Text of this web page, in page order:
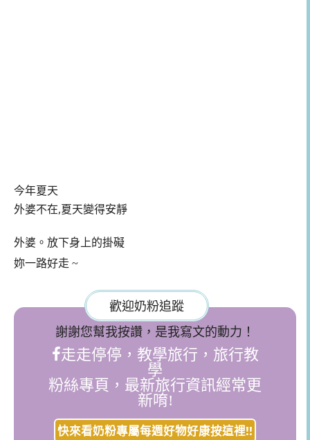
今年夏天
外婆不在,夏天變得安靜
外婆。放下身上的掛礙
妳一路好走 ~
歡迎奶粉追蹤
謝謝您幫我按讚，是我寫文的動力！
走走停停，教學旅行，旅行教
學
粉絲專頁，最新旅行資訊經常更
新唷!
快來看奶粉專屬每週好物好康按這裡!!